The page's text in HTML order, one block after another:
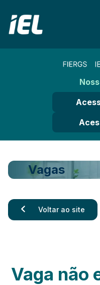
Vagas
Voltar ao site
Vaga não